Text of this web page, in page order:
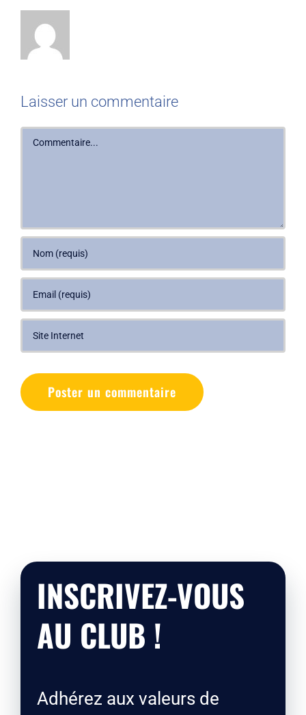
Laisser un commentaire
Commentaire
INSCRIVEZ-VOUS
AU CLUB !
Adhérez aux valeurs de